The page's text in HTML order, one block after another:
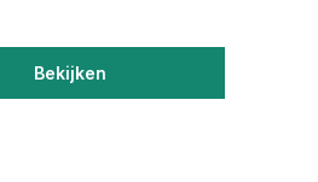
Bekijken